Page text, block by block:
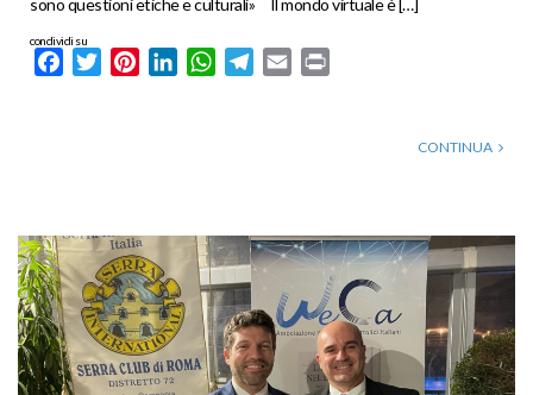
sono questioni etiche e culturali» Il mondo virtuale è […]
condividi su
FacebookTwitterPinterestLinkedInWhatsApp
Telegram
Email
CONTINUA